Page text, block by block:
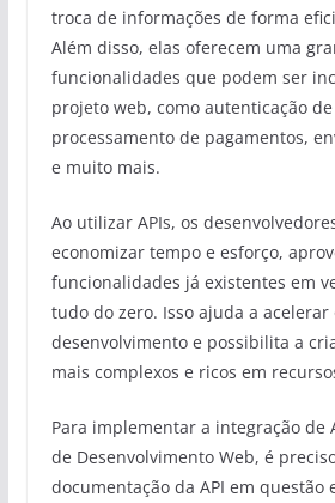
troca de informações de forma
Além disso, elas oferecem uma
funcionalidades que podem ser
projeto web, como autenticação
processamento de pagamentos,
e muito mais.
Ao utilizar APIs, os
economizar tempo e esforço,
funcionalidades já existentes em
tudo do zero. Isso ajuda a acelerar
desenvolvimento e possibilita a
mais complexos e ricos em
Para implementar a integração de
de Desenvolvimento Web, é
documentação da API em questão